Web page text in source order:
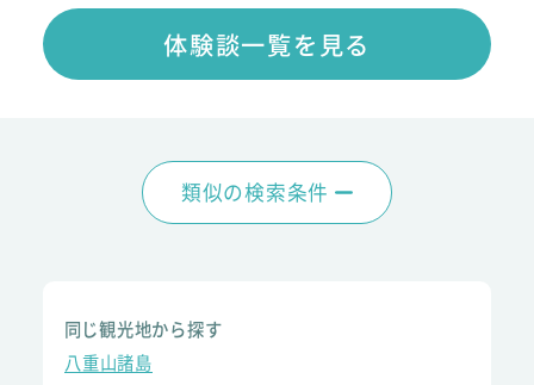
体験談一覧を見る
類似の検索条件
同じ観光地から探す
八重山諸島